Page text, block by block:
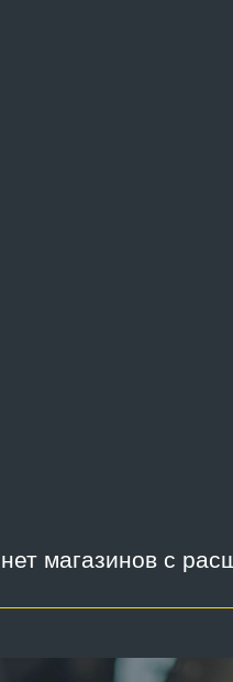
магазинов с